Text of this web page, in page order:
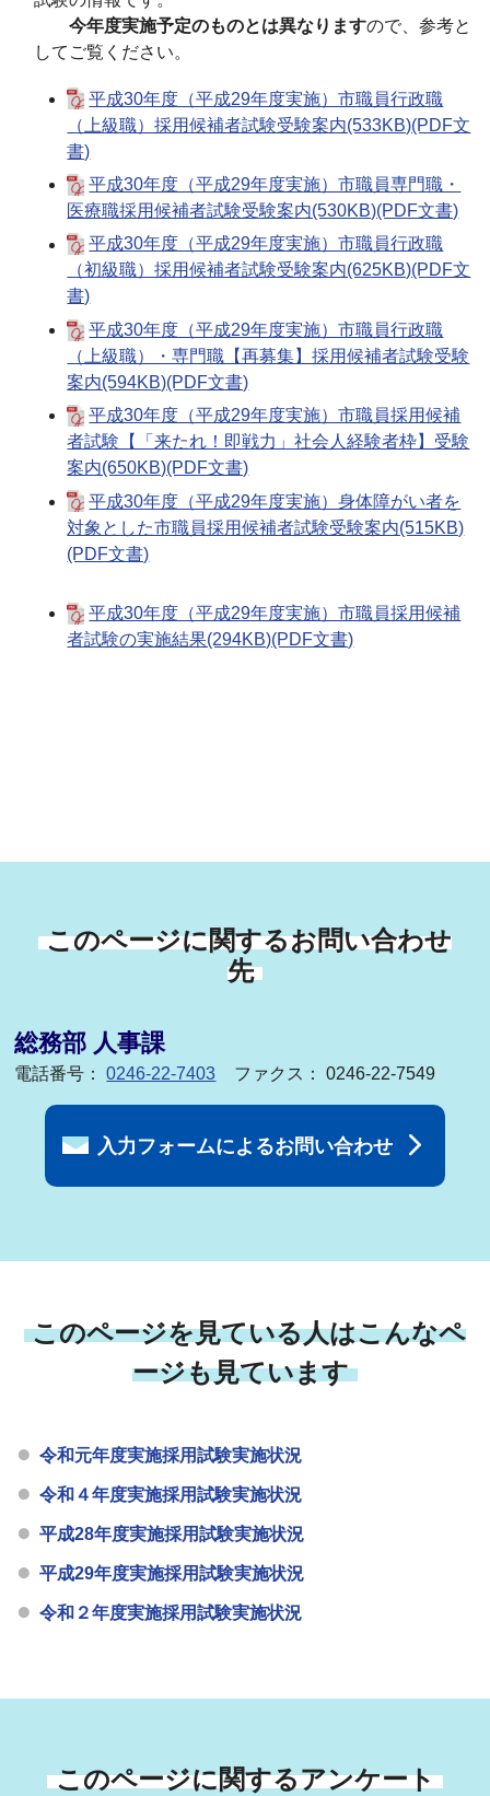
今年度実施予定のものとは異なりますので、参考と
してご覧ください。
平成30年度（平成29年度実施）市職員行政職
（上級職）採用候補者試験受験案内(533KB)(PDF文
書)
平成30年度（平成29年度実施）市職員専門職・
医療職採用候補者試験受験案内(530KB)(PDF文書)
平成30年度（平成29年度実施）市職員行政職
（初級職）採用候補者試験受験案内(625KB)(PDF文
書)
平成30年度（平成29年度実施）市職員行政職
（上級職）・専門職【再募集】採用候補者試験受験
案内(594KB)(PDF文書)
平成30年度（平成29年度実施）市職員採用候補
者試験【「来たれ！即戦力」社会人経験者枠】受験
案内(650KB)(PDF文書)
平成30年度（平成29年度実施）身体障がい者を
対象とした市職員採用候補者試験受験案内(515KB)
(PDF文書)
平成30年度（平成29年度実施）市職員採用候補
者試験の実施結果(294KB)(PDF文書)
このページに関するお問い合わせ
先
総務部 人事課
電話番号：0246-22-7403 ファクス： 0246-22-7549
入力フォームによるお問い合わせ
このページを見ている人はこんなペ
ージも見ています
令和元年度実施採用試験実施状況
令和４年度実施採用試験実施状況
平成28年度実施採用試験実施状況
平成29年度実施採用試験実施状況
令和２年度実施採用試験実施状況
このページに関するアンケート